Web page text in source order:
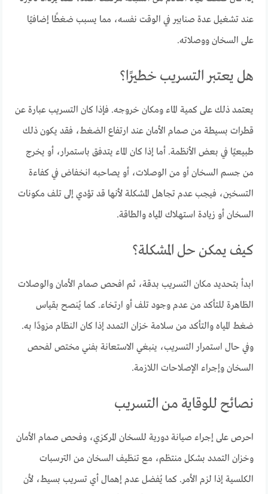
عند تشغيل عدة صنابير في الوقت نفسه، مما يسبب ضغطًا إضافيًا
على السخان ووصلاته.
هل يعتبر التسريب خطيرًا؟
يعتمد ذلك على كمية الماء ومكان خروجه. فإذا كان التسريب عبارة عن
قطرات بسيطة من صمام الأمان عند ارتفاع الضغط، فقد يكون ذلك
طبيعيًا في بعض الأنظمة. أما إذا كان الماء يتدفق باستمرار، أو يخرج
من جسم السخان أو من الوصلات، أو يصاحبه انخفاض في كفاءة
التسخين، فيجب عدم تجاهل المشكلة لأنها قد تؤدي إلى تلف مكونات
السخان أو زيادة استهلاك المياه والطاقة.
كيف يمكن حل المشكلة؟
ابدأ بتحديد مكان التسريب بدقة، ثم افحص صمام الأمان والوصلات
الظاهرة للتأكد من عدم وجود تلف أو ارتخاء. كما يُنصح بقياس
ضغط المياه والتأكد من سلامة خزان التمدد إذا كان النظام مزودًا به.
وفي حال استمرار التسريب، ينبغي الاستعانة بفني مختص لفحص
السخان وإجراء الإصلاحات اللازمة.
نصائح للوقاية من التسريب
احرص على إجراء صيانة دورية للسخان المركزي، وفحص صمام الأمان
وخزان التمدد بشكل منتظم، مع تنظيف السخان من الترسبات
الكلسية إذا لزم الأمر. كما يُفضل عدم إهمال أي تسريب بسيط، لأن